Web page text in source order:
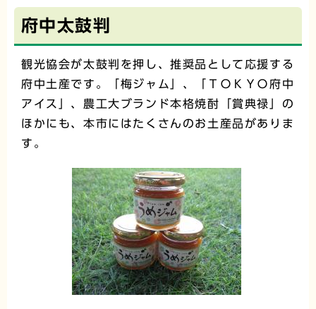
府中太鼓判
観光協会が太鼓判を押し、推奨品として応援する
府中土産です。「梅ジャム」、「ＴＯＫＹＯ府中
アイス」、農工大ブランド本格焼酎「賞典禄」の
ほかにも、本市にはたくさんのお土産品がありま
す。